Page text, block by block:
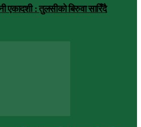
एकादशी : तुलसीको बिरुवा सारिँदै